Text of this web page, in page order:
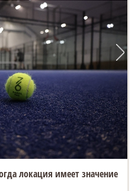
локация имеет значение